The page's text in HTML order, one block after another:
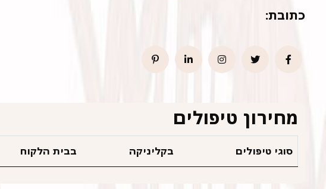
כתובת:
מחירון טיפולים
סוגי טיפולים בקליניקה בבית הלקוח